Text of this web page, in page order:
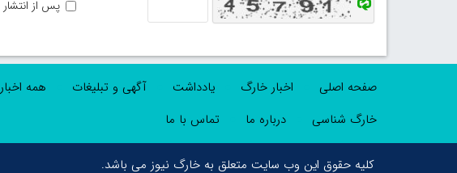
پس از
صفحه اصلی اخبار خارگ یادداشت آگهی و تبلیغات همه اخبار
خارگ شناسی
درباره ما تماس با ما
کلیه حقوق این وب سایت متعلق به خارگ نیوز می باشد.